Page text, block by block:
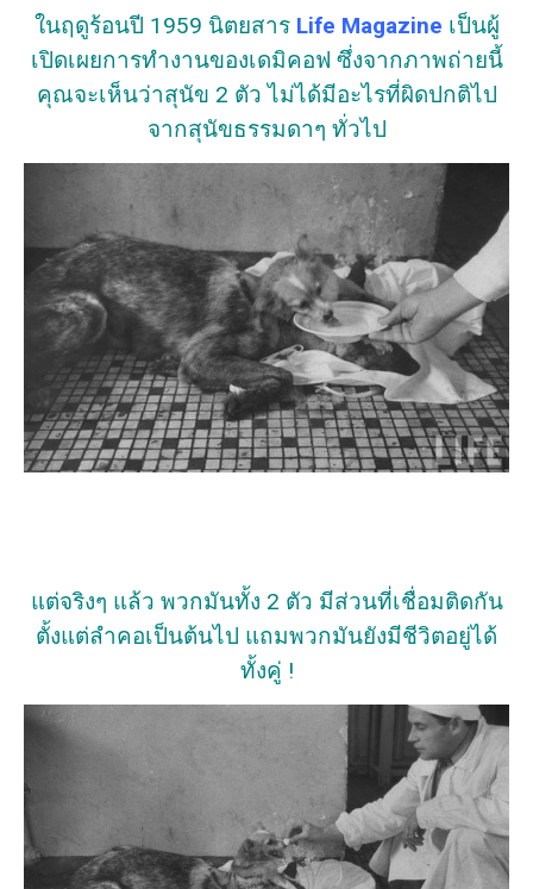
ในฤดูร้อนปี 1959 นิตยสาร Life Magazine เป็นผู้
เปิดเผยการทำงานของเดมิคอฟ ซึ่งจากภาพถ่ายนี้
คุณจะเห็นว่าสุนัข 2 ตัว ไม่ได้มีอะไรที่ผิดปกติไป
จากสุนัขธรรมดาๆ ทั่วไป
แต่จริงๆ แล้ว พวกมันทั้ง 2 ตัว มีส่วนที่เชื่อมติดกัน
ตั้งแต่ลำคอเป็นต้นไป แถมพวกมันยังมีชีวิตอยู่ได้
ทั้งคู่ !